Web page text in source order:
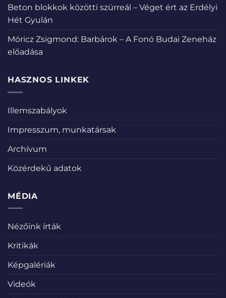
Beton blokkok közötti szürreál – Véget ért az Erdélyi
Hét Gyulán
Móricz Zsigmond: Barbárok – A Fonó Budai Zeneház
előadása
HASZNOS LINKEK
Illemszabályok
Impresszum, munkatársak
Archívum
Közérdekű adatok
MÉDIA
Nézőink írták
Kritikák
Képgalériák
Videók